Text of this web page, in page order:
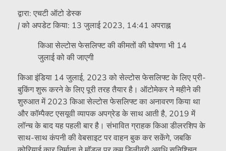
द्वारा: एचटी ऑटो डेस्क
|को अपडेट किया: 13 जुलाई 2023, 14:41 अपराह्न
किआ सेल्टोस फेसलिफ्ट की कीमतों की घोषणा भी 14
जुलाई को की जाएगी
किआ इंडिया 14 जुलाई, 2023 को सेल्टोस फेसलिफ्ट के लिए प्री-
बुकिंग शुरू करने के लिए पूरी तरह तैयार है। ऑटोमेकर ने महीने की
शुरुआत में 2023 किआ सेल्टोस फेसलिफ्ट का अनावरण किया था
और कॉम्पैक्ट एसयूवी व्यापक अपग्रेड के साथ आती है, 2019 में
लॉन्च के बाद यह पहली बार है। संभावित ग्राहक किआ डीलरशिप के
साथ-साथ कंपनी की वेबसाइट पर वाहन बुक कर सकेंगे, जबकि